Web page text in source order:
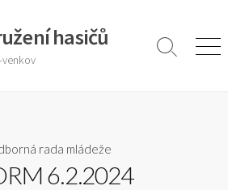
hasičů
venkov
Search
rada mládeže
6.2.2024